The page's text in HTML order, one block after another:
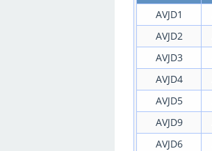
AVJD1
AVJD2
AVJD3
AVJD4
AVJD5
AVJD9
AVJD6